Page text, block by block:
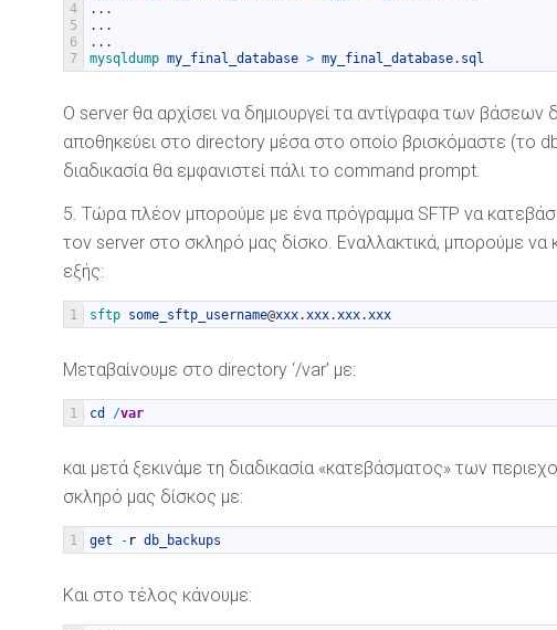
4
5
6
7
. . .
. . .
. . .
mysqldump my_final_database > my_final_database. sql
Ο server θα αρχίσει να δημιουργεί τα αντίγραφα των
αποθηκεύει στο directory μέσα στο οποίο βρισκόμαστε (το
διαδικασία θα εμφανιστεί πάλι το command prompt.
5. Τώρα πλέον μπορούμε με ένα πρόγραμμα SFTP να
τον server στο σκληρό μας δίσκο. Εναλλακτικά, μπορούμε
εξής:
1 sftp some_sftp_username@xxx.xxx.xxx.xxx
Μεταβαίνουμε στο directory ‘/var’ με:
1 cd /var
και μετά ξεκινάμε τη διαδικασία «κατεβάσματος» των
σκληρό μας δίσκος με:
1 get - r db_backups
Και στο τέλος κάνουμε: